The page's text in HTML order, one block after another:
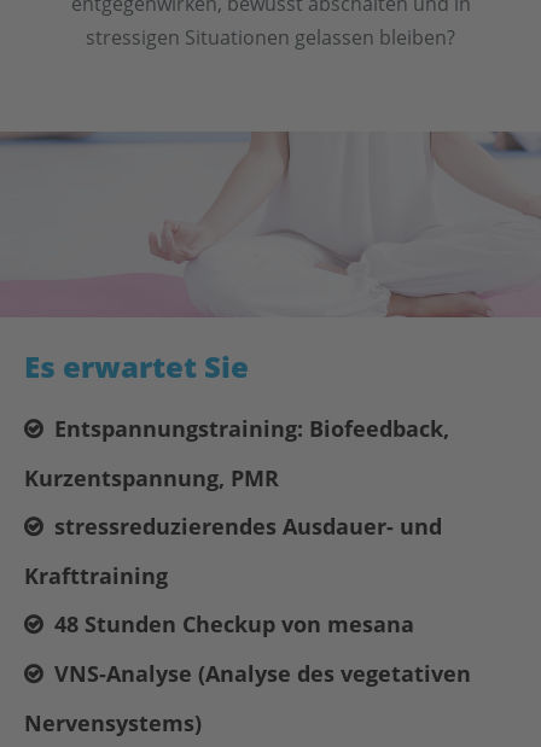
stressigen Situationen gelassen bleiben?
Es erwartet Sie
Entspannungstraining: Biofeedback,
Kurzentspannung, PMR
stressreduzierendes Ausdauer- und
Krafttraining
48 Stunden Checkup von mesana
VNS-Analyse (Analyse des vegetativen
Nervensystems)